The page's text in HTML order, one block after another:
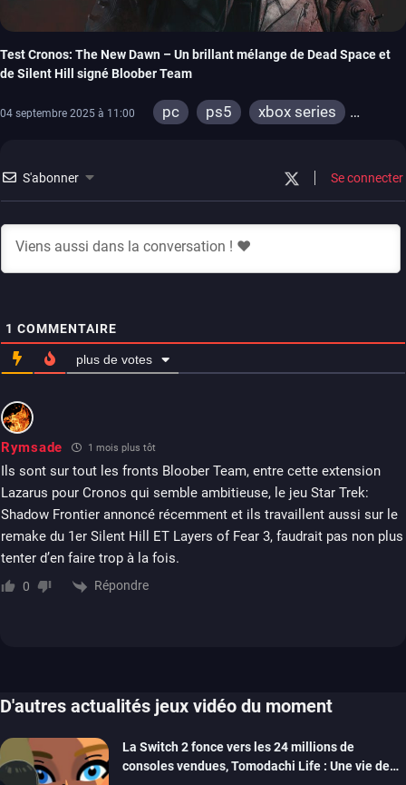
Test Cronos: The New Dawn – Un brillant mélange de Dead Space et
de Silent Hill signé Bloober Team
04 septembre 2025 à 11:00 pc ps5
xbox series
S'abonner Se connecter
1 COMMENTAIRE
plus de votes
Rymsade 1 mois plus tôt
Ils sont sur tout les fronts Bloober Team, entre cette extension
Lazarus pour Cronos qui semble ambitieuse, le jeu Star Trek:
Shadow Frontier annoncé récemment et ils travaillent aussi sur le
remake du 1er Silent Hill ET Layers of Fear 3, faudrait pas non plus
tenter d’en faire trop à la fois.
0 Répondre
D'autres actualités jeux vidéo du moment
La Switch 2 fonce vers les 24 millions de
consoles vendues, Tomodachi Life : Une vie de